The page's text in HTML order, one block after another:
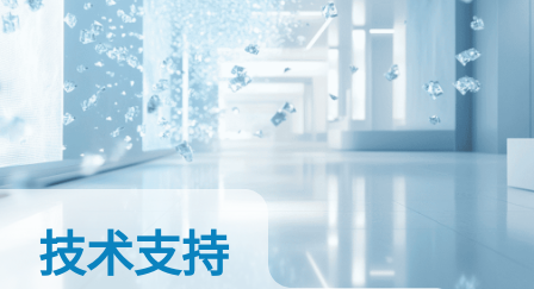
GenieATM系列
GenieATM
深度流量透析与超高速 DDoS 攻击防护
GenieATM FLB
解决方案
AI 驱动网络安全分析
提供智能流量检测的主动式资安防御
技术支持